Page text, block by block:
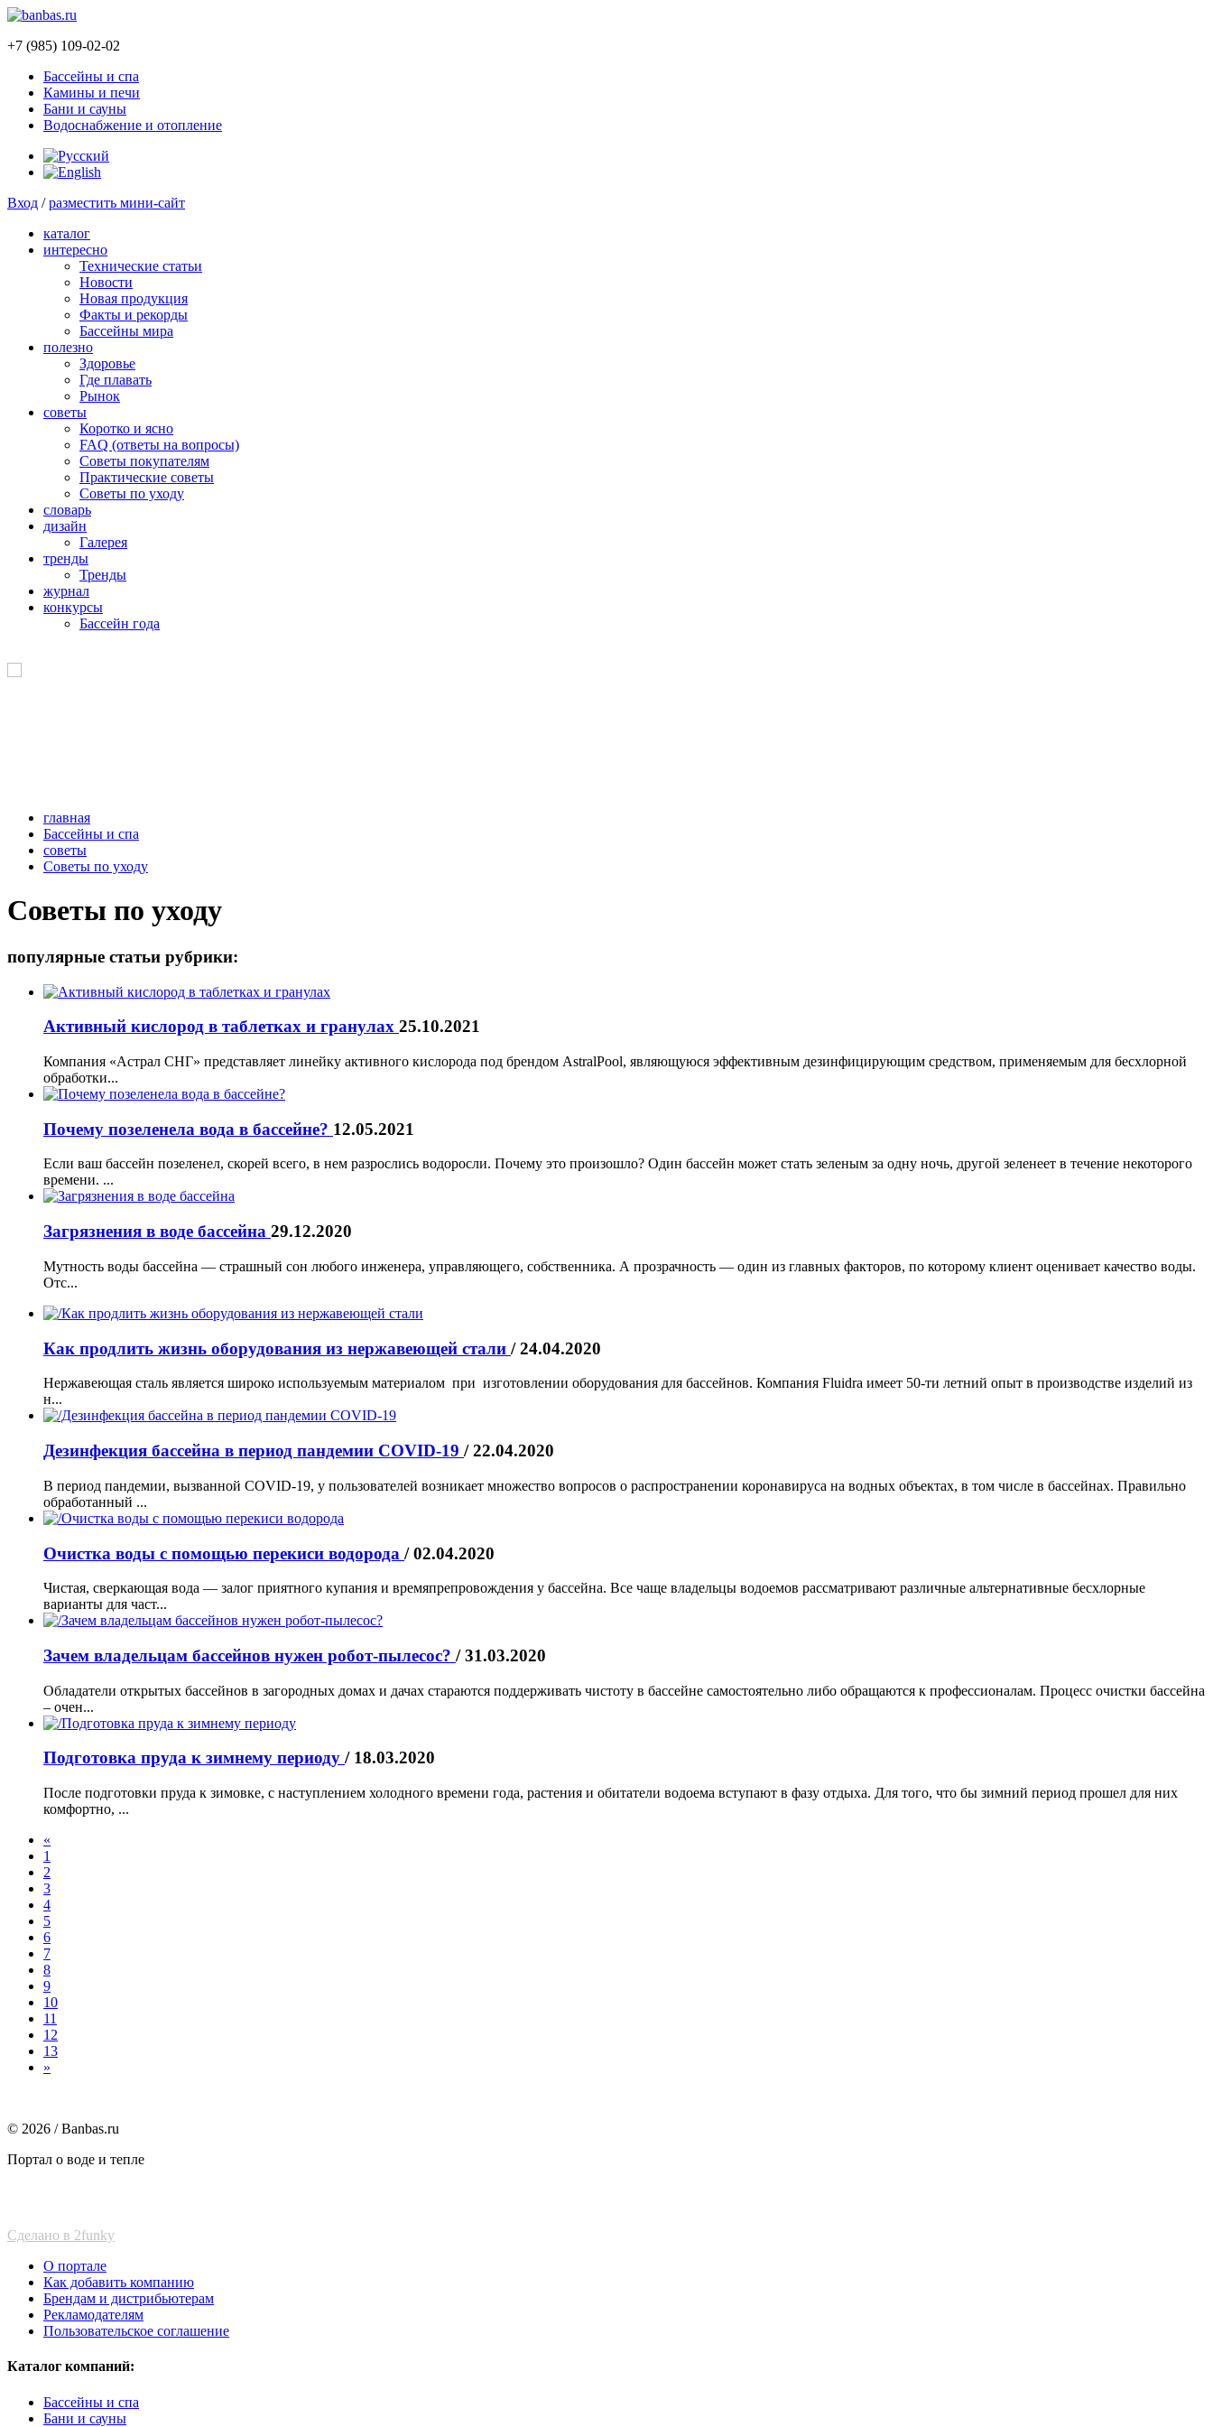
+7 (985) 109-02-02
Бассейны и спа
Камины и печи
Бани и сауны
Водоснабжение и отопление
Вход /разместить мини-сайт
каталог
интересно
Технические статьи
Новости
Новая продукция
Факты и рекорды
Бассейны мира
полезно
Здоровье
Где плавать
Рынок
советы
Коротко и ясно
FAQ (ответы на вопросы)
Советы покупателям
Практические советы
Советы по уходу
словарь
дизайн
Галерея
тренды
Тренды
журнал
конкурсы
Бассейн года
главная
Бассейны и спа
советы
Советы по уходу
Советы по уходу
популярные статьи рубрики:
Активный кислород в таблетках и гранулах 25.10.2021
Компания «Астрал СНГ» представляет линейку активного кислорода под брендом AstralPool, являющуюся эффективным дезинфицирующим средством, применяемым для бесхлорной
обработки...
Почему позеленела вода в бассейне? 12.05.2021
Если ваш бассейн позеленел, скорей всего, в нем разрослись водоросли. Почему это произошло? Один бассейн может стать зеленым за одну ночь, другой зеленеет в течение некоторого
времени. ...
Загрязнения в воде бассейна 29.12.2020
Мутность воды бассейна — страшный сон любого инженера, управляющего, собственника. А прозрачность — один из главных факторов, по которому клиент оценивает качество воды.
Отс...
Как продлить жизнь оборудования из нержавеющей стали / 24.04.2020
Нержавеющая сталь является широко используемым материалом при изготовлении оборудования для бассейнов. Компания Fluidra имеет 50-ти летний опыт в производстве изделий из
н...
Дезинфекция бассейна в период пандемии COVID-19 / 22.04.2020
В период пандемии, вызванной COVID-19, у пользователей возникает множество вопросов о распространении коронавируса на водных объектах, в том числе в бассейнах. Правильно
обработанный ...
Очистка воды с помощью перекиси водорода / 02.04.2020
Чистая, сверкающая вода — залог приятного купания и времяпрепровождения у бассейна. Все чаще владельцы водоемов рассматривают различные альтернативные бесхлорные
варианты для част...
Зачем владельцам бассейнов нужен робот-пылесос? / 31.03.2020
Обладатели открытых бассейнов в загородных домах и дачах стараются поддерживать чистоту в бассейне самостоятельно либо обращаются к профессионалам. Процесс очистки бассейна
– очен...
Подготовка пруда к зимнему периоду / 18.03.2020
После подготовки пруда к зимовке, с наступлением холодного времени года, растения и обитатели водоема вступают в фазу отдыха. Для того, что бы зимний период прошел для них
комфортно, ...
«
1
2
3
4
5
6
7
8
9
10
11
12
13
»
© 2026 / Banbas.ru
Портал о воде и тепле
Сделано в 2funky
О портале
Как добавить компанию
Брендам и дистрибьютерам
Рекламодателям
Пользовательское соглашение
Каталог компаний:
Бассейны и спа
Бани и сауны